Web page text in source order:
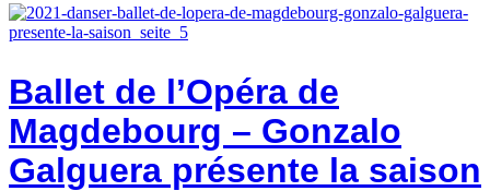
Ballet de l’Opéra de
Magdebourg – Gonzalo
Galguera présente la saison